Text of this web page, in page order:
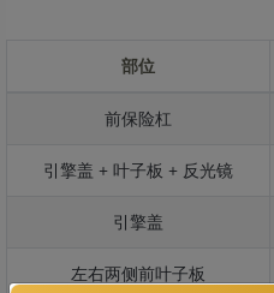
部位
前保险杠
引擎盖 + 叶子板 + 反光镜
引擎盖
左右两侧前叶子板